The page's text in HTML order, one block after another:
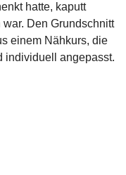
hatte, kaputt
Den Grundschnitt
einem Nähkurs, die
individuell angepasst.